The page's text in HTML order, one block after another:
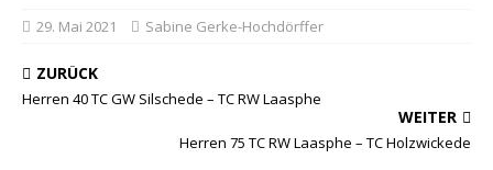
29. Mai 2021 Sabine Gerke-Hochdörffer
ZURÜCK
Herren 40 TC GW Silschede – TC RW Laasphe
WEITER
Herren 75 TC RW Laasphe – TC Holzwickede